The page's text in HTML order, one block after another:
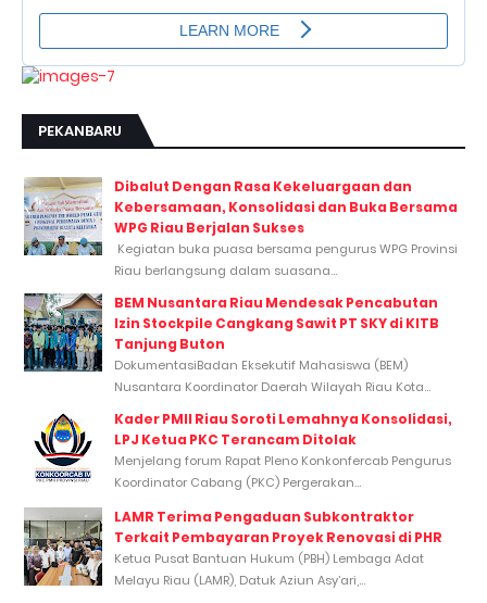
PEKANBARU
Dibalut Dengan Rasa Kekeluargaan dan
Kebersamaan, Konsolidasi dan Buka Bersama
WPG Riau Berjalan Sukses
Kegiatan buka puasa bersama pengurus WPG Provinsi
Riau berlangsung dalam suasana...
BEM Nusantara Riau Mendesak Pencabutan
Izin Stockpile Cangkang Sawit PT SKY di KITB
Tanjung Buton
DokumentasiBadan Eksekutif Mahasiswa (BEM)
Nusantara Koordinator Daerah Wilayah Riau Kota...
Kader PMII Riau Soroti Lemahnya Konsolidasi,
LPJ Ketua PKC Terancam Ditolak
Menjelang forum Rapat Pleno Konkonfercab Pengurus
Koordinator Cabang (PKC) Pergerakan...
LAMR Terima Pengaduan Subkontraktor
Terkait Pembayaran Proyek Renovasi di PHR
Ketua Pusat Bantuan Hukum (PBH) Lembaga Adat
Melayu Riau (LAMR), Datuk Aziun Asy’ari,...